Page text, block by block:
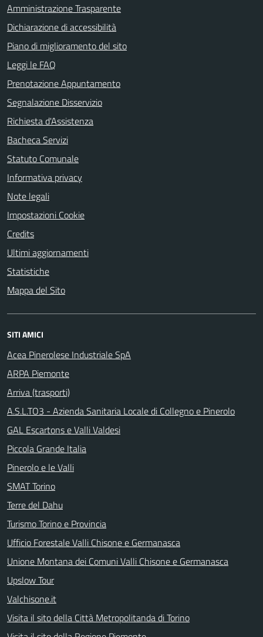
Amministrazione Trasparente
Dichiarazione di accessibilità
Piano di miglioramento del sito
Leggi le FAQ
Prenotazione Appuntamento
Segnalazione Disservizio
Richiesta d'Assistenza
Bacheca Servizi
Statuto Comunale
Informativa privacy
Note legali
Impostazioni Cookie
Credits
Ultimi aggiornamenti
Statistiche
Mappa del Sito
SITI AMICI
Acea Pinerolese Industriale SpA
ARPA Piemonte
Arriva (trasporti)
A.S.L.TO3 - Azienda Sanitaria Locale di Collegno e Pinerolo
GAL Escartons e Valli Valdesi
Piccola Grande Italia
Pinerolo e le Valli
SMAT Torino
Terre del Dahu
Turismo Torino e Provincia
Ufficio Forestale Valli Chisone e Germanasca
Unione Montana dei Comuni Valli Chisone e Germanasca
Upslow Tour
Valchisone.it
Visita il sito della Città Metropolitanda di Torino